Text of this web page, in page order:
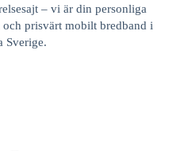
– vi är din personliga
prisvärt mobilt bredband i
Sverige.